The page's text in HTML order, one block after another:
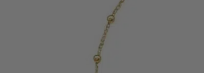
Personalisierte Schmuckstücke